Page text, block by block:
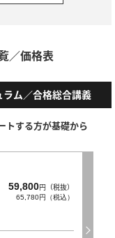
／価格表
ム／合格総合講義
トする方が基礎から
59,800円（税抜）
65,780円（税込）